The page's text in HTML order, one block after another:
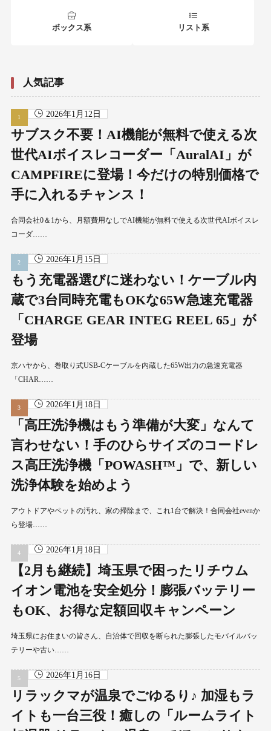
ボックス系 リスト系
人気記事
2026年1月12日
サブスク不要！AI機能が無料で使える次
世代AIボイスレコーダー「AuralAI」が
CAMPFIREに登場！今だけの特別価格で
手に入れるチャンス！
合同会社0＆1から、月額費用なしでAI機能が無料で使える次世代AIボイスレ
コーダ……
2026年1月15日
もう充電器選びに迷わない！ケーブル内
蔵で3台同時充電もOKな65W急速充電器
「CHARGE GEAR INTEG REEL 65」が
登場
京ハヤから、巻取り式USB-Cケーブルを内蔵した65W出力の急速充電器
「CHAR……
2026年1月18日
「高圧洗浄機はもう準備が大変」なんて
言わせない！手のひらサイズのコードレ
ス高圧洗浄機「POWASH™」で、新しい
洗浄体験を始めよう
アウトドアやペットの汚れ、家の掃除まで、これ1台で解決！合同会社evenか
ら登場……
2026年1月18日
【2月も継続】埼玉県で困ったリチウム
イオン電池を安全処分！膨張バッテリー
もOK、お得な定額回収キャンペーン
埼玉県にお住まいの皆さん、自治体で回収を断られた膨張したモバイルバッ
テリーや古い……
2026年1月16日
リラックマが温泉でごゆるり♪ 加湿もラ
イトも一台三役！癒しの「ルームライト